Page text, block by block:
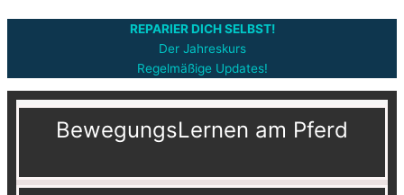
REPARIER DICH SELBST!
Der Jahreskurs
Regelmäßige Updates!
BewegungsLernen am Pferd